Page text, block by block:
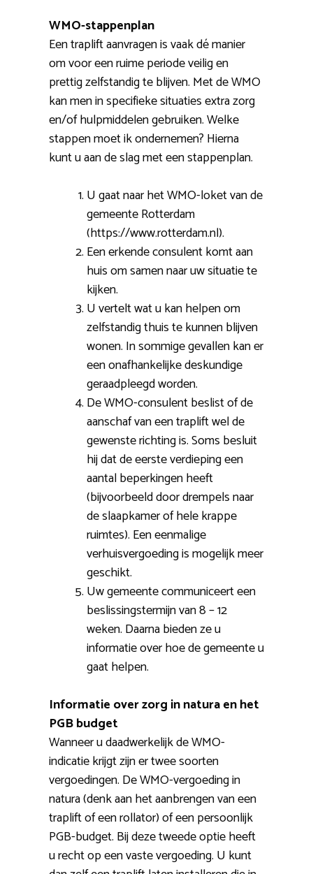
WMO-stappenplan
Een traplift aanvragen is vaak dé manier
om voor een ruime periode veilig en
prettig zelfstandig te blijven. Met de WMO
kan men in specifieke situaties extra zorg
en/of hulpmiddelen gebruiken. Welke
stappen moet ik ondernemen? Hierna
kunt u aan de slag met een stappenplan.
U gaat naar het WMO-loket van de
gemeente Rotterdam
(https://www.rotterdam.nl).
Een erkende consulent komt aan
huis om samen naar uw situatie te
kijken.
U vertelt wat u kan helpen om
zelfstandig thuis te kunnen blijven
wonen. In sommige gevallen kan er
een onafhankelijke deskundige
geraadpleegd worden.
De WMO-consulent beslist of de
aanschaf van een traplift wel de
gewenste richting is. Soms besluit
hij dat de eerste verdieping een
aantal beperkingen heeft
(bijvoorbeeld door drempels naar
de slaapkamer of hele krappe
ruimtes). Een eenmalige
verhuisvergoeding is mogelijk meer
geschikt.
Uw gemeente communiceert een
beslissingstermijn van 8 – 12
weken. Daarna bieden ze u
informatie over hoe de gemeente u
gaat helpen.
Informatie over zorg in natura en het
PGB budget
Wanneer u daadwerkelijk de WMO-
indicatie krijgt zijn er twee soorten
vergoedingen. De WMO-vergoeding in
natura (denk aan het aanbrengen van een
traplift of een rollator) of een persoonlijk
PGB-budget. Bij deze tweede optie heeft
u recht op een vaste vergoeding. U kunt